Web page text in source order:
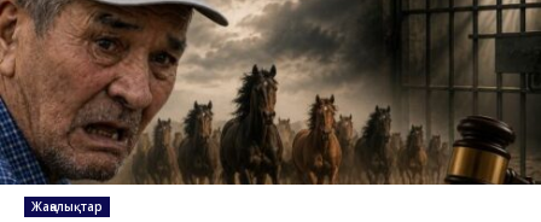
Жаңалықтар